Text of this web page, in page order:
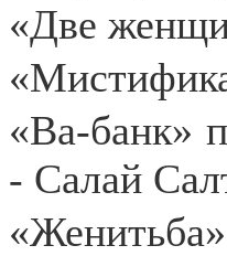
«Две
«Ва-банк»
- Салай